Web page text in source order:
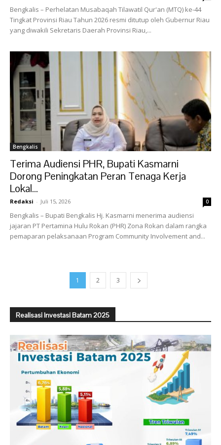
Bengkalis – Perhelatan Musabaqah Tilawatil Qur'an (MTQ) ke-44
Tingkat Provinsi Riau Tahun 2026 resmi ditutup oleh Gubernur Riau
yang diwakili Sekretaris Daerah Provinsi Riau,...
Bengkalis
Terima Audiensi PHR, Bupati Kasmarni
Dorong Peningkatan Peran Tenaga Kerja
Lokal...
Redaksi - Juli 15, 2026 0
Bengkalis – Bupati Bengkalis Hj. Kasmarni menerima audiensi
jajaran PT Pertamina Hulu Rokan (PHR) Zona Rokan dalam rangka
pemaparan pelaksanaan Program Community Involvement and...
1 2 3
Realisasi Investasi Batam 2025